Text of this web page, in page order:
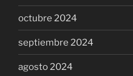
octubre 2024
septiembre 2024
agosto 2024